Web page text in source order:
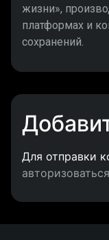
жизни»,
платформах и
сохранений.
Для отправки
авторизоваться